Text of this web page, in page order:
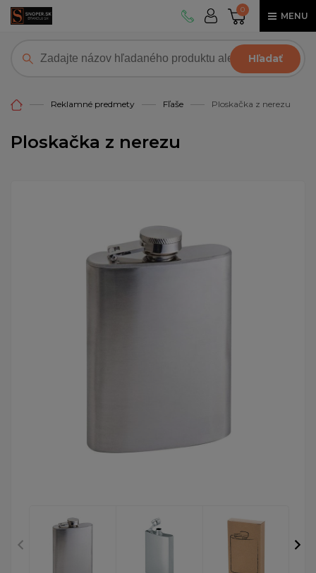
0
MENU
Hľadať
Reklamné predmety Fľaše Ploskačka z nerezu
Ploskačka z nerezu